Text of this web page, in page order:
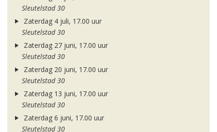
Sleutelstad 30
Zaterdag 4 juli, 17.00 uur
Sleutelstad 30
Zaterdag 27 juni, 17.00 uur
Sleutelstad 30
Zaterdag 20 juni, 17.00 uur
Sleutelstad 30
Zaterdag 13 juni, 17.00 uur
Sleutelstad 30
Zaterdag 6 juni, 17.00 uur
Sleutelstad 30